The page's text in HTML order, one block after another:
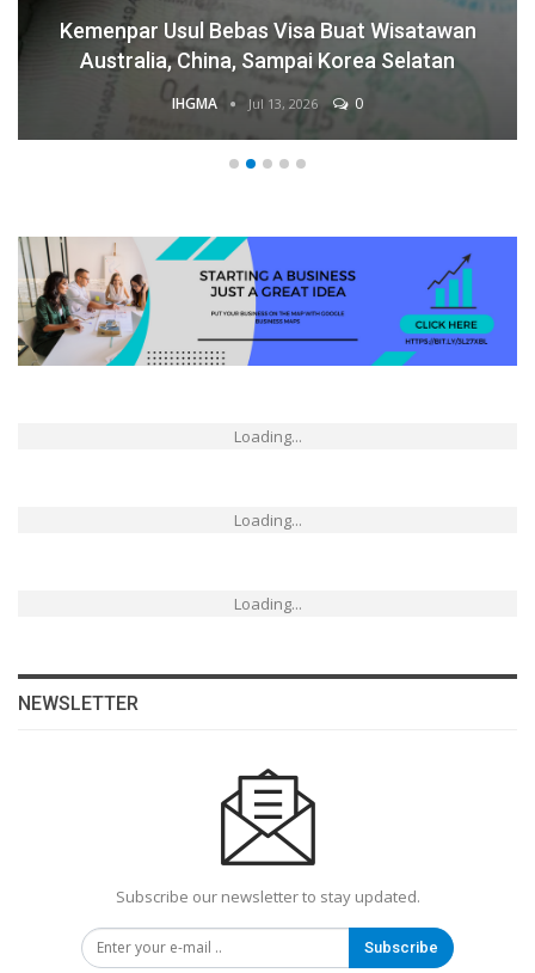
Kemenpar Usul Bebas Visa Buat Wisatawan
Australia, China, Sampai Korea Selatan
IHGMA Jul 13, 2026 0
Loading...
Loading...
Loading...
NEWSLETTER
Subscribe our newsletter to stay updated.
Subscribe